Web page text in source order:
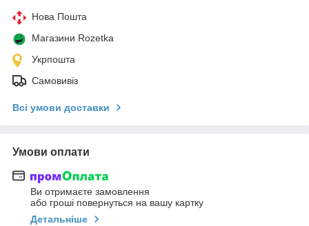
Нова Пошта
Магазини Rozetka
Укрпошта
Самовивіз
Всі умови доставки
Умови оплати
Ви отримаєте замовлення
або гроші повернуться на вашу картку
Детальніше